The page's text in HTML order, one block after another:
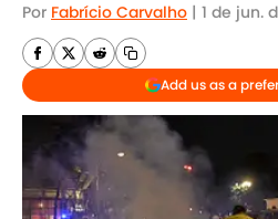
Por Fabrício Carvalho | 1 de jun.
Add us as a